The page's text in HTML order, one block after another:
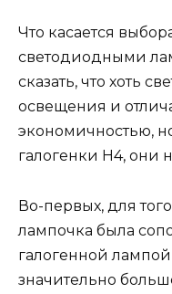
Что касается
светодиодными
сказать, что хоть
освещения и
экономичностью,
галогенки H4, они
Во-первых, для
лампочка была
галогенной
значительно